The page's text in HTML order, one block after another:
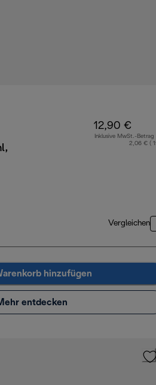
12,90 €
Inklusive MwSt.-Betrag
2,06 € (
Vergleichen
hinzufügen
entdecken